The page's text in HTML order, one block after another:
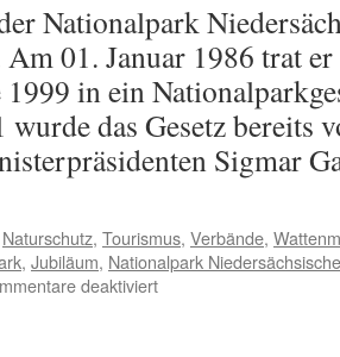
Nationalpark
Am 01. Januar 1986 trat
in ein
wurde das Gesetz bereits
Sigmar
Naturschutz, Tourismus, Verbände,
, Jubiläum, Nationalpark
deaktiviertfür